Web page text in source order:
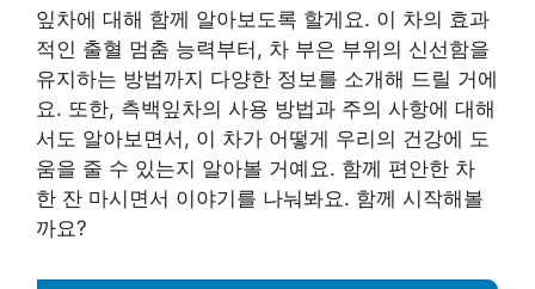
잎차에 대해 함께 알아보도록 할게요. 이 차의 효과
적인 출혈 멈춤 능력부터, 차 부은 부위의 신선함을
유지하는 방법까지 다양한 정보를 소개해 드릴 거에
요. 또한, 측백잎차의 사용 방법과 주의 사항에 대해
서도 알아보면서, 이 차가 어떻게 우리의 건강에 도
움을 줄 수 있는지 알아볼 거예요. 함께 편안한 차
한 잔 마시면서 이야기를 나눠봐요. 함께 시작해볼
까요?